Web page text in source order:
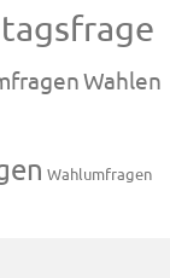
Wahlen
Wahlumfragen